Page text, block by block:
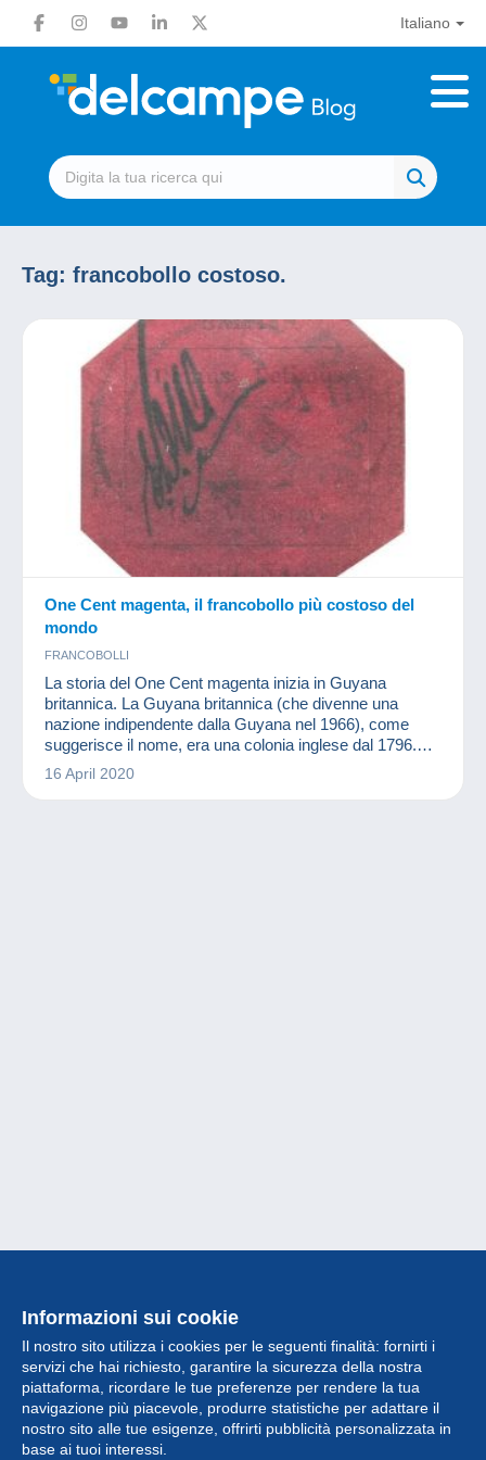
Italiano
Tag: francobollo costoso.
One Cent magenta, il francobollo più costoso del
mondo
FRANCOBOLLI
La storia del One Cent magenta inizia in Guyana
britannica. La Guyana britannica (che divenne una
nazione indipendente dalla Guyana nel 1966), come
suggerisce il nome, era una colonia inglese dal 1796.
Questo territorio è l'unico Stato del Commonwealth in
Sud America.
16 April 2020
Informazioni sui cookie
Il nostro sito utilizza i cookies per le seguenti finalità: fornirti i
servizi che hai richiesto, garantire la sicurezza della nostra
piattaforma, ricordare le tue preferenze per rendere la tua
navigazione più piacevole, produrre statistiche per adattare il
nostro sito alle tue esigenze, offrirti pubblicità personalizzata in
base ai tuoi interessi.
Collezione